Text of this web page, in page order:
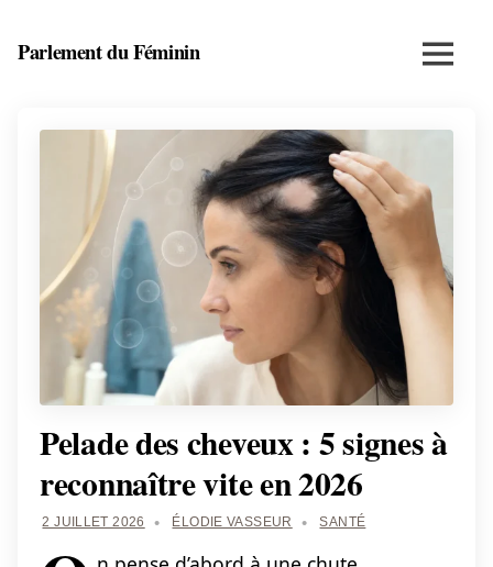
Parlement du Féminin
bien-
entrepreneuriat
féminin
Menu
Pelade des cheveux : 5 signes à
reconnaître vite en 2026
2 JUILLET 2026 ÉLODIE VASSEUR SANTÉ